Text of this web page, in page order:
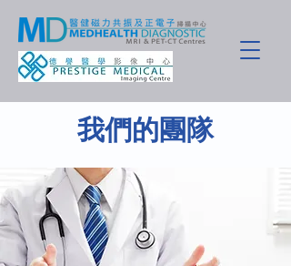
​我們的團隊